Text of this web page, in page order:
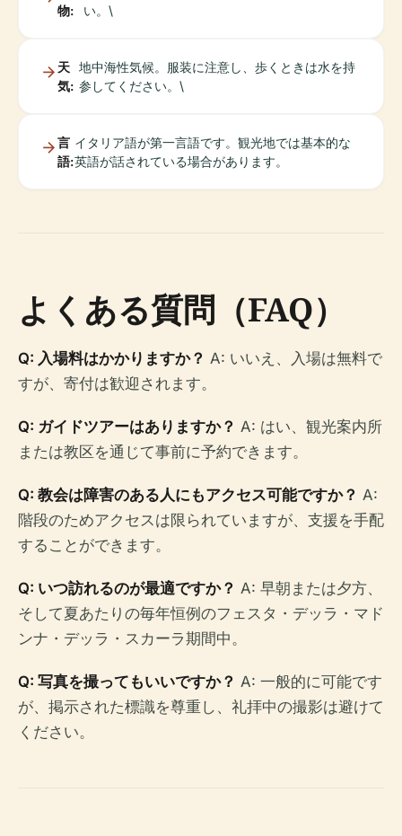
物:
い。\
天
気:
地中海性気候。服装に注意し、歩くときは水を持
参してください。\
言
語:
イタリア語が第一言語です。観光地では基本的な
英語が話されている場合があります。
よくある質問（FAQ）
Q: 入場料はかかりますか？ A: いいえ、入場は無料で
すが、寄付は歓迎されます。
Q: ガイドツアーはありますか？ A: はい、観光案内所
または教区を通じて事前に予約できます。
Q: 教会は障害のある人にもアクセス可能ですか？ A:
階段のためアクセスは限られていますが、支援を手配
することができます。
Q: いつ訪れるのが最適ですか？ A: 早朝または夕方、
そして夏あたりの毎年恒例のフェスタ・デッラ・マド
ンナ・デッラ・スカーラ期間中。
Q: 写真を撮ってもいいですか？ A: 一般的に可能です
が、掲示された標識を尊重し、礼拝中の撮影は避けて
ください。